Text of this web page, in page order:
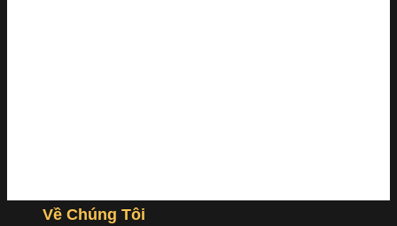
Về Chúng Tôi